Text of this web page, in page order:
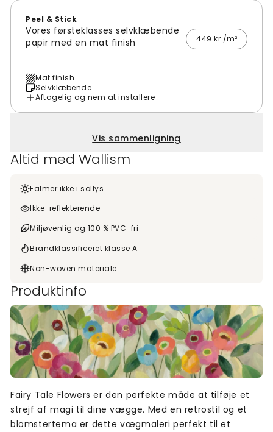
Peel & Stick
Vores førsteklasses selvklæbende
papir med en mat finish
449 kr./m²
Mat finish
Selvklæbende
Aftagelig og nem at installere
Vis sammenligning
Altid med Wallism
Falmer ikke i sollys
Ikke-reflekterende
Miljøvenlig og 100 % PVC-fri
Brandklassificeret klasse A
Non-woven materiale
Produktinfo
Fairy Tale Flowers er den perfekte måde at tilføje et
strejf af magi til dine vægge. Med en retrostil og et
blomstertema er dette vægmaleri perfekt til et